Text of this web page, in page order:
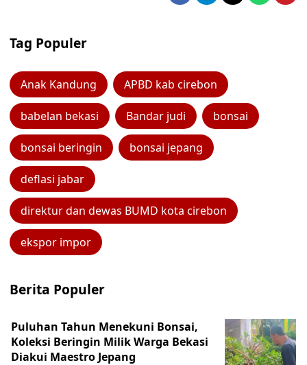
Tag Populer
Anak Kandung APBD kab cirebon
babelan bekasi Bandar judi bonsai
bonsai beringin bonsai jepang
deflasi jabar
direktur dan dewas BUMD kota cirebon
ekspor impor
Berita Populer
Puluhan Tahun Menekuni Bonsai,
Koleksi Beringin Milik Warga Bekasi
Diakui Maestro Jepang